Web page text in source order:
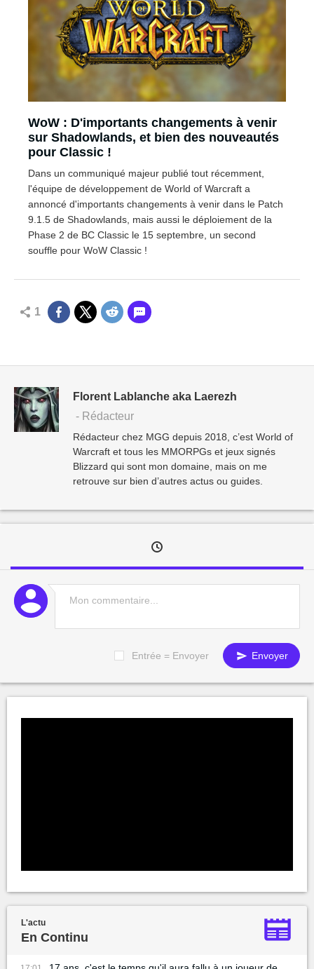
WoW : D'importants changements à venir
sur Shadowlands, et bien des nouveautés
pour Classic !
Dans un communiqué majeur publié tout récemment,
l'équipe de développement de World of Warcraft a
annoncé d'importants changements à venir dans le Patch
9.1.5 de Shadowlands, mais aussi le déploiement de la
Phase 2 de BC Classic le 15 septembre, un second
souffle pour WoW Classic !
1
Florent Lablanche aka Laerezh
- Rédacteur
Rédacteur chez MGG depuis 2018, c’est World of
Warcraft et tous les MMORPGs et jeux signés
Blizzard qui sont mon domaine, mais on me
retrouve sur bien d’autres actus ou guides.
Entrée = Envoyer Envoyer
L'actu
En Continu